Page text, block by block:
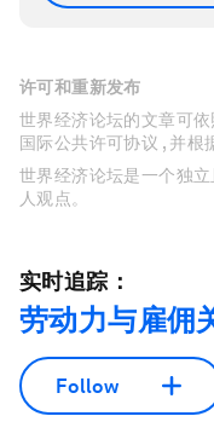
许可和重新发布
世界经济论坛的文章可
国际公共许可协议 , 并根
世界经济论坛是一个独
人观点。
实时追踪：
劳动力与雇佣
Follow